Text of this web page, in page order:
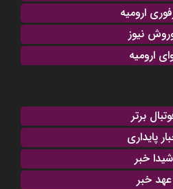
ارومیه
نیوز
ارومیه
برتر
پایداری
شیدا خبر
عهد خبر